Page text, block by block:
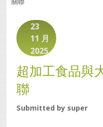
23
11 月
2025
超加工食品與
聯
Submitted by super